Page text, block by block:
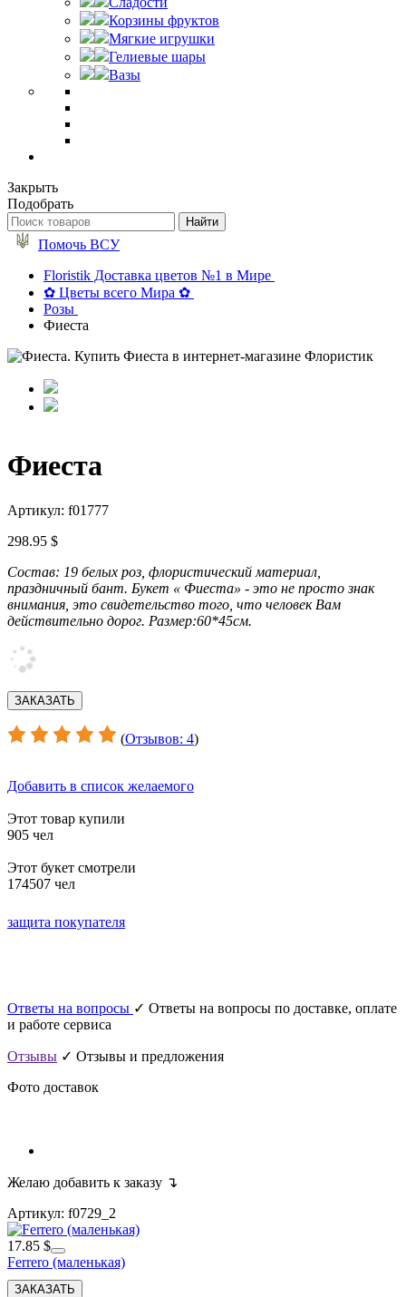
Корзины фруктов
Мягкие игрушки
Гелиевые шары
Вазы
Закрыть
Подобрать
Помочь ВСУ
Floristik Доставка цветов №1 в Мире
✿ Цветы всего Мира ✿
Розы
Фиеста
Фиеста
Артикул: f01777
298.95 $
Состав: 19 белых роз, флористический материал,
праздничный бант. Букет « Фиеста» - это не просто знак
внимания, это свидетельство того, что человек Вам
действительно дорог. Размер:60*45см.
(Отзывов: 4)
Добавить в список желаемого
Этот товар купили
905 чел
Этот букет смотрели
174507 чел
защита покупателя
Ответы на вопросы ✓ Ответы на вопросы по доставке, оплате
и работе сервиса
Отзывы ✓ Отзывы и предложения
Фото доставок
Желаю добавить к заказу ↴
Артикул: f0729_2
17.85 $
Ferrero (маленькая)